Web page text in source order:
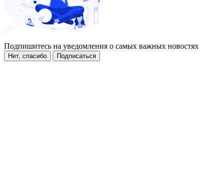
Подпишитесь на уведомления о самых важных новостях
Нет, спасибо Подписаться